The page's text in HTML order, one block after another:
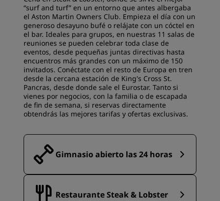
“surf and turf” en un entorno que antes albergaba
el Aston Martin Owners Club. Empieza el día con un
generoso desayuno bufé o relájate con un cóctel en
el bar. Ideales para grupos, en nuestras 11 salas de
reuniones se pueden celebrar toda clase de
eventos, desde pequeñas juntas directivas hasta
encuentros más grandes con un máximo de 150
invitados. Conéctate con el resto de Europa en tren
desde la cercana estación de King's Cross St.
Pancras, desde donde sale el Eurostar. Tanto si
vienes por negocios, con la familia o de escapada
de fin de semana, si reservas directamente
obtendrás las mejores tarifas y ofertas exclusivas.
Gimnasio abierto las 24 horas
Restaurante Steak & Lobster